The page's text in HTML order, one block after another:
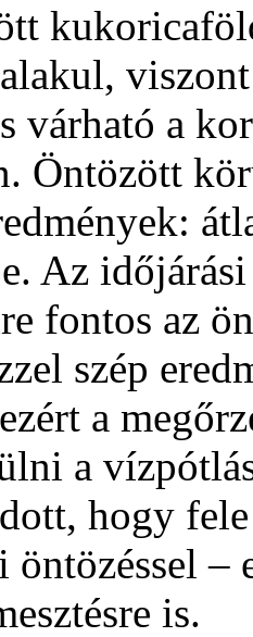
várható a
Öntözött
Az
fontos az
szép
a
a
hogy
–
is.